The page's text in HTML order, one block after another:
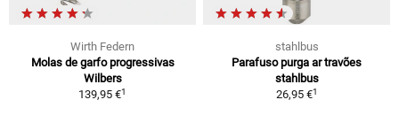
Wirth Federn
Molas de garfo progressivas
Wilbers
139,95 €1
stahlbus
Parafuso purga ar travões
stahlbus
26,95 €1